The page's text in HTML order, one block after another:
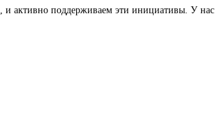
и активно поддерживаем эти инициативы. У нас